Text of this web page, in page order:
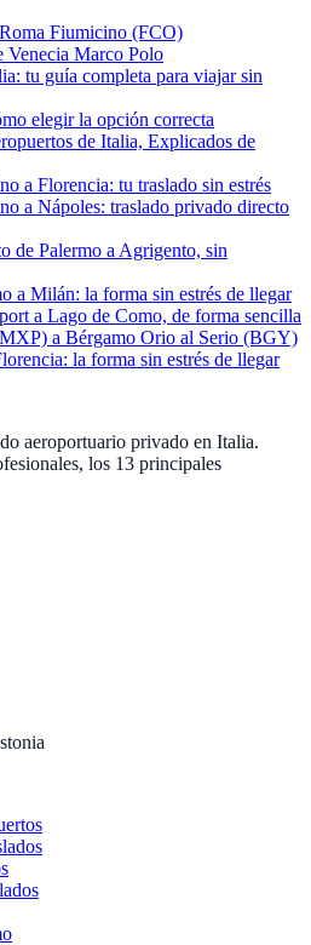
Fiumicino (FCO)
Venecia Marco Polo
tu guía completa para viajar sin
elegir la opción correcta
de Italia, Explicados de
a Florencia: tu traslado sin estrés
a Nápoles: traslado privado directo
de Palermo a Agrigento, sin
a Milán: la forma sin estrés de llegar
a Lago de Como, de forma sencilla
a Bérgamo Orio al Serio (BGY)
la forma sin estrés de llegar
aeroportuario privado en Italia.
los 13 principales